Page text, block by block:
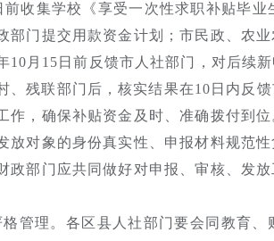
前收集学校《享受一次性求职补贴毕
部门提交用款资金计划；市民政、农
10月15日前反馈市人社部门，对后续
、残联部门后，核实结果在10日内反
作，确保补贴资金及时、准确拨付到
放对象的身份真实性、申报材料规范
政部门应共同做好对申报、审核、发
格管理。各区县人社部门要会同教育